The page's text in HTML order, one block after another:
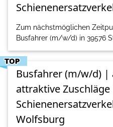
Zum nächstmöglichen
Busfahrer (m/w/d) in 39576
Busfahrer (m/w/d) |
attraktive Zuschläge
Wolfsburg